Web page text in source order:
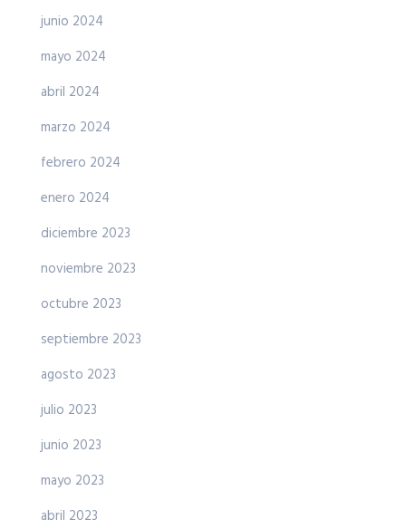
junio 2024
mayo 2024
abril 2024
marzo 2024
febrero 2024
enero 2024
diciembre 2023
noviembre 2023
octubre 2023
septiembre 2023
agosto 2023
julio 2023
junio 2023
mayo 2023
abril 2023